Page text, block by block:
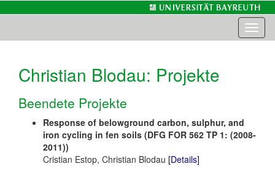
Christian Blodau: Projekte
Beendete Projekte
Response of belowground carbon, sulphur, and
iron cycling in fen soils (DFG FOR 562 TP 1: (2008-
2011))
Cristian Estop, Christian Blodau [Details]